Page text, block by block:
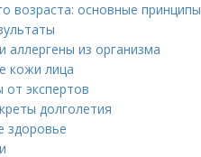
возраста: основные принципы
аллергены из организма
кожи лица
экспертов
долголетия
здоровье